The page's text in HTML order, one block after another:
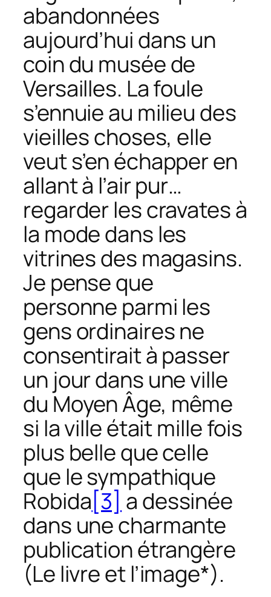
abandonnées
aujourd’hui dans un
coin du musée de
Versailles. La foule
s’ennuie au milieu des
vieilles choses, elle
veut s’en échapper en
allant à l’air pur…
regarder les cravates à
la mode dans les
vitrines des magasins.
Je pense que
personne parmi les
gens ordinaires ne
consentirait à passer
un jour dans une ville
du Moyen Âge, même
si la ville était mille fois
plus belle que celle
que le sympathique
Robida[3] a dessinée
dans une charmante
publication étrangère
(Le livre et l’image*).